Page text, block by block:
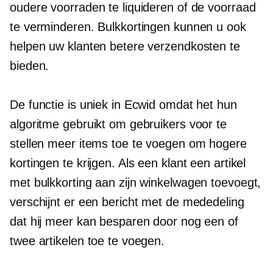
oudere voorraden te liquideren of de voorraad
te verminderen. Bulkkortingen kunnen u ook
helpen uw klanten betere verzendkosten te
bieden.
De functie is uniek in Ecwid omdat het hun
algoritme gebruikt om gebruikers voor te
stellen meer items toe te voegen om hogere
kortingen te krijgen. Als een klant een artikel
met bulkkorting aan zijn winkelwagen toevoegt,
verschijnt er een bericht met de mededeling
dat hij meer kan besparen door nog een of
twee artikelen toe te voegen.